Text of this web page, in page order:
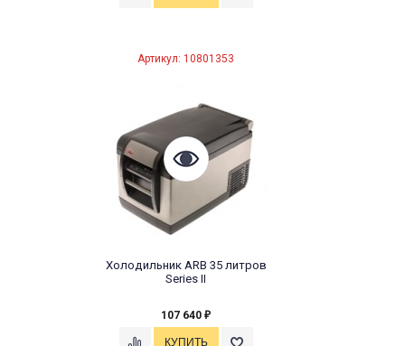
Артикул: 10801353
Холодильник ARB 35 литров
Series II
107 640 ₽